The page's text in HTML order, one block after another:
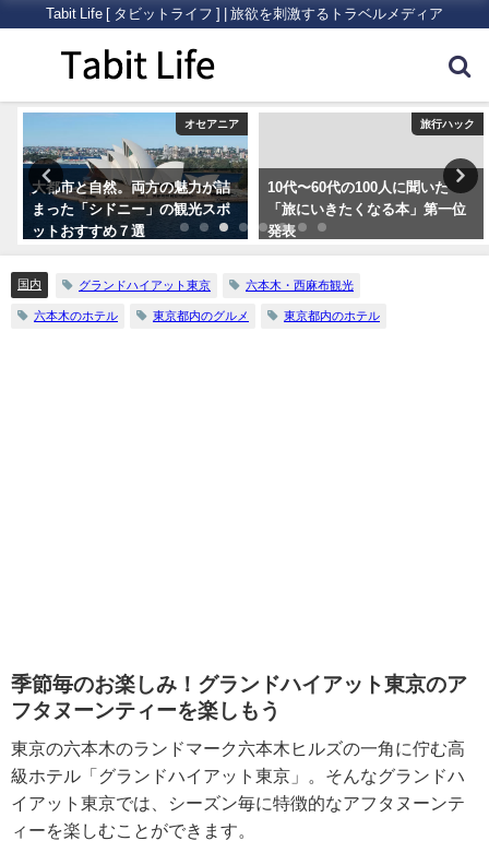
Tabit Life [ タビットライフ ] | 旅欲を刺激するトラベルメディア
オセアニア
大都市と自然。両方の魅力が詰
まった「シドニー」の観光スポ
ットおすすめ７選
旅行ハック
10代〜60代の100人に聞いた
「旅にいきたくなる本」第一位
発表
国内 グランドハイアット東京 六本木・西麻布観光
六本木のホテル 東京都内のグルメ 東京都内のホテル
季節毎のお楽しみ！グランドハイアット東京のア
フタヌーンティーを楽しもう
東京の六本木のランドマーク六本木ヒルズの一角に佇む高
級ホテル「グランドハイアット東京」。そんなグランドハ
イアット東京では、シーズン毎に特徴的なアフタヌーンテ
ィーを楽しむことができます。